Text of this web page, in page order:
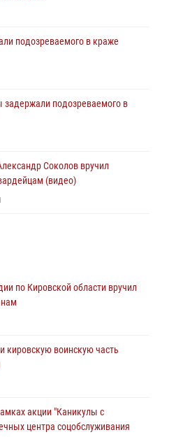
подозреваемого в краже
задержали подозреваемого в
Соколов вручил
(видео)
подозреваемого в грабеже
войск
по Кировской области вручил
кировскую воинскую часть
акции "Каникулы с
центра соцобслуживания